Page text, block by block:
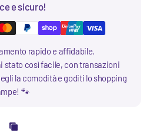
e sicuro!
rapido e affidabile.
stato così facile, con transazioni
la comodità e goditi lo shopping
🐾